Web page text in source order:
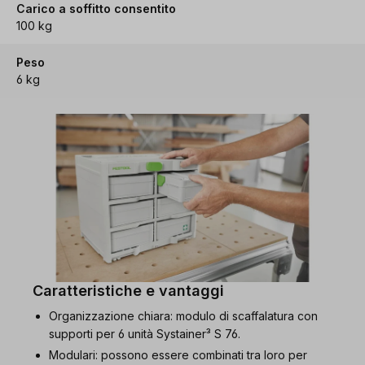
Carico a soffitto consentito
100 kg
Peso
6 kg
Caratteristiche e vantaggi
Organizzazione chiara: modulo di scaffalatura con
supporti per 6 unità Systainer³ S 76.
Modulari: possono essere combinati tra loro per